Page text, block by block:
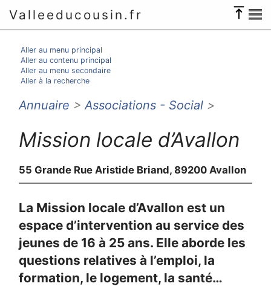
Valleeducousin.fr
Aller au menu principal
Aller au contenu principal
Aller au menu secondaire
Aller à la recherche
Annuaire >Associations - Social >
Mission locale d’Avallon
55 Grande Rue Aristide Briand, 89200 Avallon
La Mission locale d’Avallon est un
espace d’intervention au service des
jeunes de 16 à 25 ans. Elle aborde les
questions relatives à l’emploi, la
formation, le logement, la santé…